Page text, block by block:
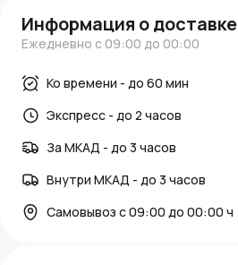
Информация о доставке
Ежедневно с 09:00 до 00:00
Ко времени - до 60 мин
Экспресс - до 2 часов
За МКАД - до 3 часов
Внутри МКАД - до 3 часов
Самовывоз с 09:00 до 00:00 ч